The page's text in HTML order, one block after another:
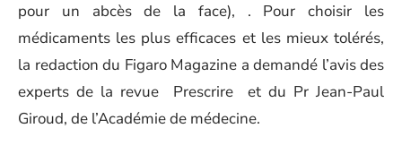
pour un abcès de la face), . Pour choisir les
médicaments les plus efficaces et les mieux tolérés,
la redaction du Figaro Magazine a demandé l’avis des
experts de la revue Prescrire et du Pr Jean-Paul
Giroud, de l’Académie de médecine.